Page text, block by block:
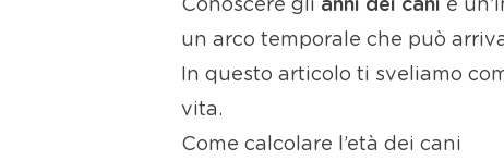
Conoscere gli anni dei cani è
un arco temporale che può
In questo articolo ti sveliamo
vita.
Come calcolare l’età dei cani